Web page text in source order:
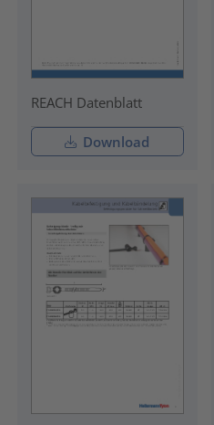
REACH Datenblatt
Download